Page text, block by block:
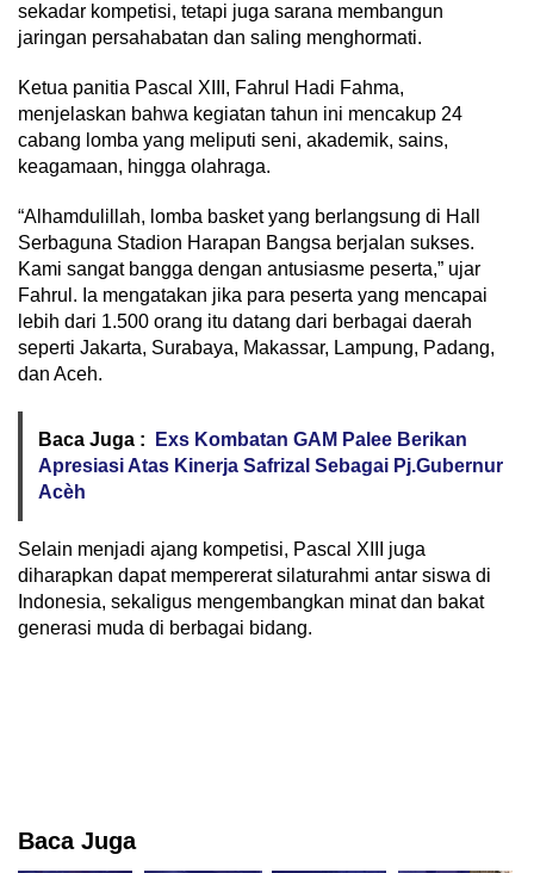
sekadar kompetisi, tetapi juga sarana membangun
jaringan persahabatan dan saling menghormati.
Ketua panitia Pascal XIII, Fahrul Hadi Fahma,
menjelaskan bahwa kegiatan tahun ini mencakup 24
cabang lomba yang meliputi seni, akademik, sains,
keagamaan, hingga olahraga.
“Alhamdulillah, lomba basket yang berlangsung di Hall
Serbaguna Stadion Harapan Bangsa berjalan sukses.
Kami sangat bangga dengan antusiasme peserta,” ujar
Fahrul. Ia mengatakan jika para peserta yang mencapai
lebih dari 1.500 orang itu datang dari berbagai daerah
seperti Jakarta, Surabaya, Makassar, Lampung, Padang,
dan Aceh.
Baca Juga :
Exs Kombatan GAM Palee Berikan
Apresiasi Atas Kinerja Safrizal Sebagai Pj.Gubernur
Acèh
Selain menjadi ajang kompetisi, Pascal XIII juga
diharapkan dapat mempererat silaturahmi antar siswa di
Indonesia, sekaligus mengembangkan minat dan bakat
generasi muda di berbagai bidang.
Baca Juga